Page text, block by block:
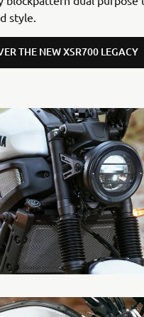
style.
THE NEW XSR700 LEGACY